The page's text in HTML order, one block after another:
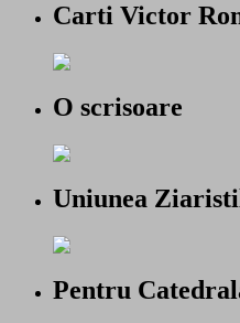
Carti Victor
O scrisoare
Uniunea
Pentru